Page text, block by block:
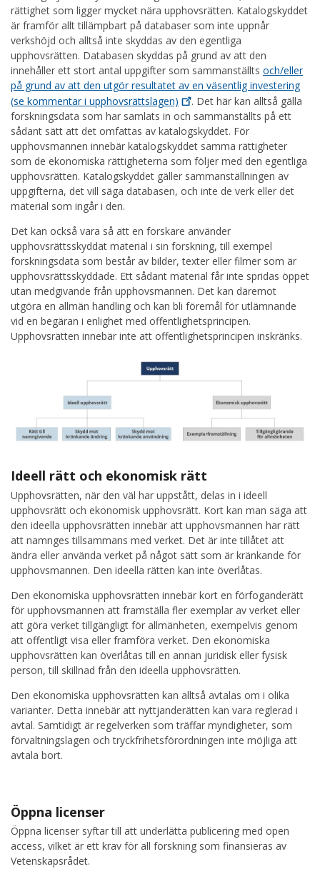
rättighet som ligger mycket nära upphovsrätten. Katalogskyddet
är framför allt tillämpbart på databaser som inte uppnår
verkshöjd och alltså inte skyddas av den egentliga
upphovsrätten. Databasen skyddas på grund av att den
innehåller ett stort antal uppgifter som sammanställts och/eller
på grund av att den utgör resultatet av en väsentlig investering
(se kommentar i upphovsrättslagen)
. Det här kan alltså gälla
forskningsdata som har samlats in och sammanställts på ett
sådant sätt att det omfattas av katalogskyddet. För
upphovsmannen innebär katalogskyddet samma rättigheter
som de ekonomiska rättigheterna som följer med den egentliga
upphovsrätten. Katalogskyddet gäller sammanställningen av
uppgifterna, det vill säga databasen, och inte de verk eller det
material som ingår i den.
Det kan också vara så att en forskare använder
upphovsrättsskyddat material i sin forskning, till exempel
forskningsdata som består av bilder, texter eller filmer som är
upphovsrättsskyddade. Ett sådant material får inte spridas öppet
utan medgivande från upphovsmannen. Det kan däremot
utgöra en allmän handling och kan bli föremål för utlämnande
vid en begäran i enlighet med offentlighetsprincipen.
Upphovsrätten innebär inte att offentlighetsprincipen inskränks.
Ideell rätt och ekonomisk rätt
Upphovsrätten, när den väl har uppstått, delas in i ideell
upphovsrätt och ekonomisk upphovsrätt. Kort kan man säga att
den ideella upphovsrätten innebär att upphovsmannen har rätt
att namnges tillsammans med verket. Det är inte tillåtet att
ändra eller använda verket på något sätt som är kränkande för
upphovsmannen. Den ideella rätten kan inte överlåtas.
Den ekonomiska upphovsrätten innebär kort en förfoganderätt
för upphovsmannen att framställa fler exemplar av verket eller
att göra verket tillgängligt för allmänheten, exempelvis genom
att offentligt visa eller framföra verket. Den ekonomiska
upphovsrätten kan överlåtas till en annan juridisk eller fysisk
person, till skillnad från den ideella upphovsrätten.
Den ekonomiska upphovsrätten kan alltså avtalas om i olika
varianter. Detta innebär att nyttjanderätten kan vara reglerad i
avtal. Samtidigt är regelverken som träffar myndigheter, som
förvaltningslagen och tryckfrihetsförordningen inte möjliga att
avtala bort.
Öppna licenser
Öppna licenser syftar till att underlätta publicering med open
access, vilket är ett krav för all forskning som finansieras av
Vetenskapsrådet.